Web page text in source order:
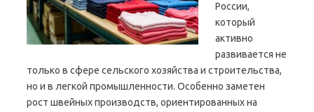
России,
который
активно
развивается не
только в сфере сельского хозяйства и строительства,
но и в легкой промышленности. Особенно заметен
рост швейных производств, ориентированных на